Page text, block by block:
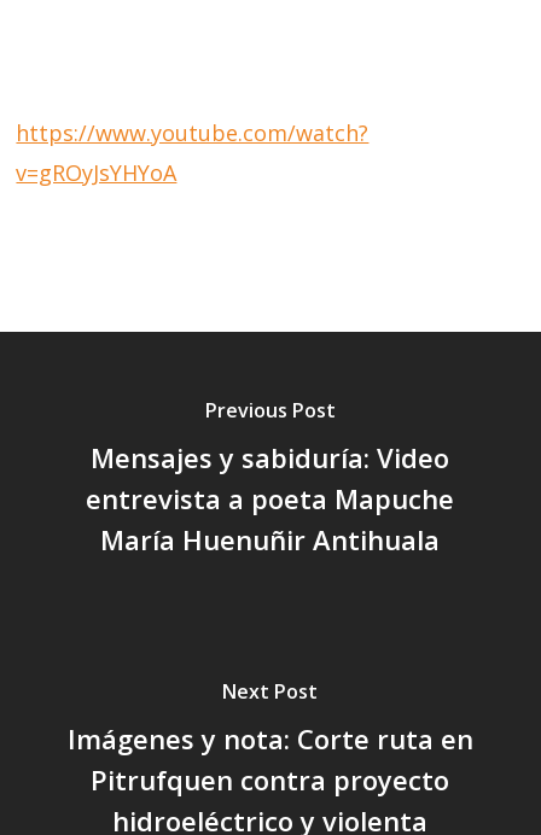
https://www.youtube.com/watch?
v=gROyJsYHYoA
Previous Post
Mensajes y sabiduría: Video
entrevista a poeta Mapuche
María Huenuñir Antihuala
Next Post
Imágenes y nota: Corte ruta en
Pitrufquen contra proyecto
hidroeléctrico y violenta